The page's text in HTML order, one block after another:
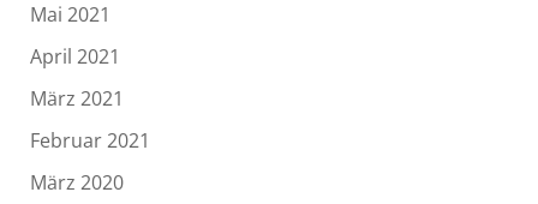
Mai 2021
April 2021
März 2021
Februar 2021
März 2020